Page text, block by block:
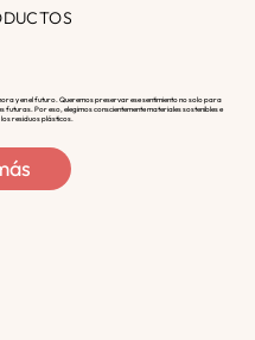
y en el futuro. Queremos preservar ese sentimiento no solo para
Por eso, elegimos conscientemente materiales sostenibles e
residuos plásticos.